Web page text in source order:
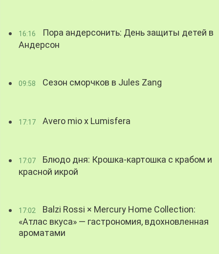
16:16
Пора андерсонить: День защиты детей в
Андерсон
09:58 Сезон сморчков в Jules Zang
17:17 Avero mio x Lumisfera
17:07
Блюдо дня: Крошка-картошка с крабом и
красной икрой
17:02
Balzi Rossi × Mercury Home Collection:
«Атлас вкуса» — гастрономия, вдохновленная
ароматами